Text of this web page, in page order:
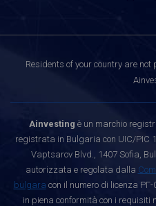
Residents of your country are
Ainvesting è un marchio
registrata in Bulgaria con UIC/PIC
Vaptsarov Blvd., 1407 Sofia,
autorizzata e regolata dalla
bulgara con il numero di licenza
in piena conformità con i